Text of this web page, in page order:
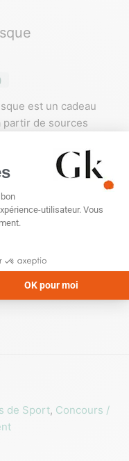
est un cadeau
partir de sources
Offrez-le à vos
votre engagement
un cadeau mémorable et
(quadri)
de Sport, Concours /